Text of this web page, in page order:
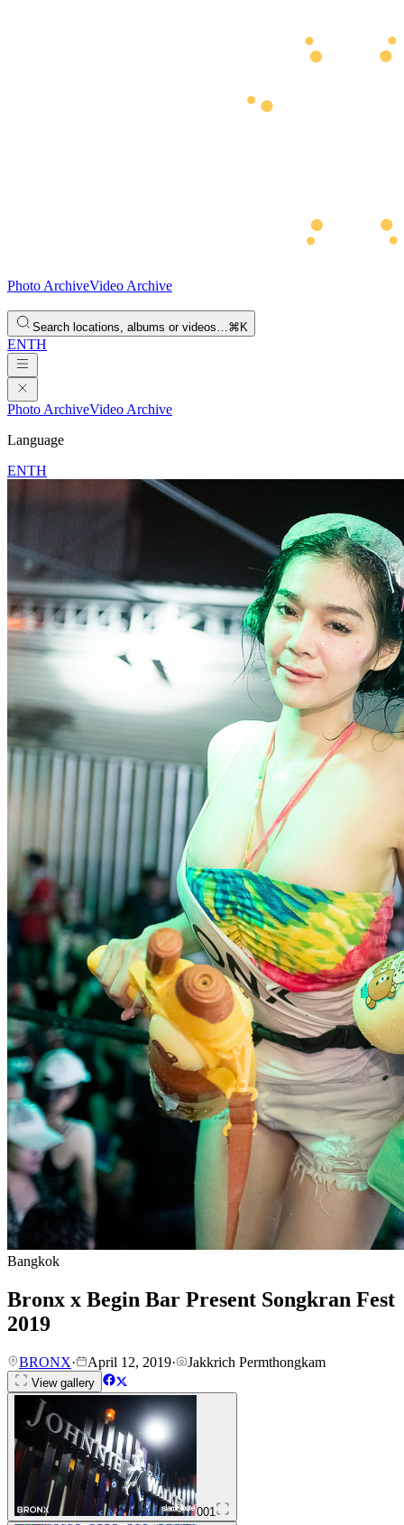
Photo ArchiveVideo Archive
Search locations, albums or videos…⌘K
ENTH
Photo ArchiveVideo Archive
Language
ENTH
Bangkok
Bronx x Begin Bar Present Songkran Fest
2019
BRONX· April 12, 2019· Jakkrich Permthongkam
View gallery
001